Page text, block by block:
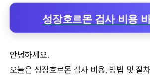
성장호르몬 검사 비용 바
안녕하세요.
오늘은 성장호르몬 검사 비용, 방법 및 절